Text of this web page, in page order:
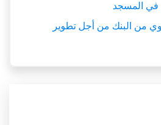
في المسجد
من البنك من أجل تطوير